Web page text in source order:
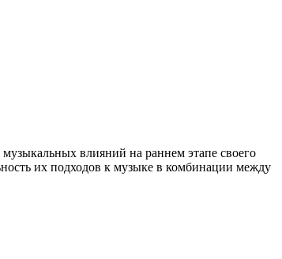
влияний на раннем этапе своего
их подходов к музыке в комбинации между